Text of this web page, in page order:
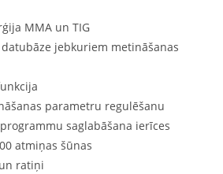
MMA un TIG
jebkuriem metināšanas
parametru regulēšanu
saglabāšana ierīces
atmiņas šūnas
ratiņi